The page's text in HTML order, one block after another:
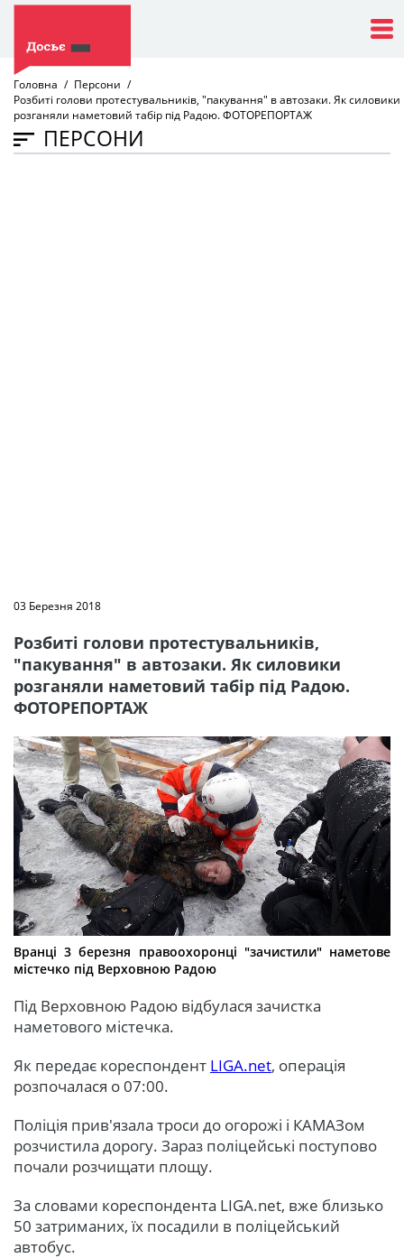
Головна
Персони
Розбиті голови протестувальників, "пакування" в автозаки. Як силовики
розганяли наметовий табір під Радою. ФОТОРЕПОРТАЖ
ПЕРСОНИ
03 Березня 2018
Розбиті голови протестувальників,
"пакування" в автозаки. Як силовики
розганяли наметовий табір під Радою.
ФОТОРЕПОРТАЖ
Вранці 3 березня правоохоронці "зачистили" наметове
містечко під Верховною Радою
Під Верховною Радою відбулася зачистка
наметового містечка.
Як передає кореспондент LIGA.net, операція
розпочалася о 07:00.
Поліція прив'язала троси до огорожі і КАМАЗом
розчистила дорогу. Зараз поліцейські поступово
почали розчищати площу.
За словами кореспондента LIGA.net, вже близько
50 затриманих, їх посадили в поліцейський
автобус.